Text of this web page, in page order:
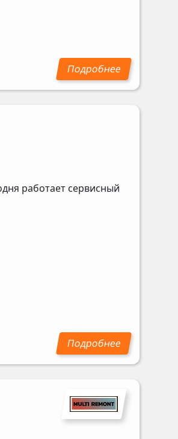
работает сервисный